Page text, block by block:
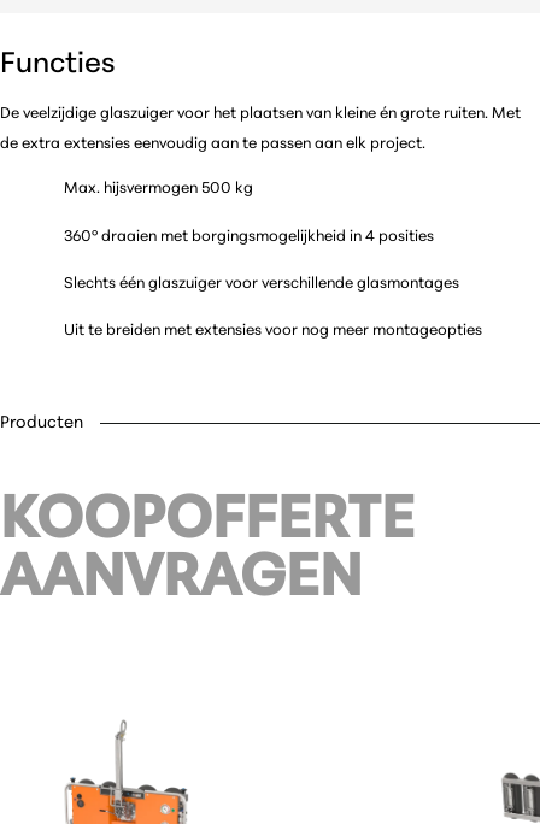
Functies
De veelzijdige glaszuiger voor het plaatsen van kleine én grote ruiten. Met
de extra extensies eenvoudig aan te passen aan elk project.
Max. hijsvermogen 500 kg
360° draaien met borgingsmogelijkheid in 4 posities
Slechts één glaszuiger voor verschillende glasmontages
Uit te breiden met extensies voor nog meer montageopties
Producten
KOOPOFFERTE
AANVRAGEN